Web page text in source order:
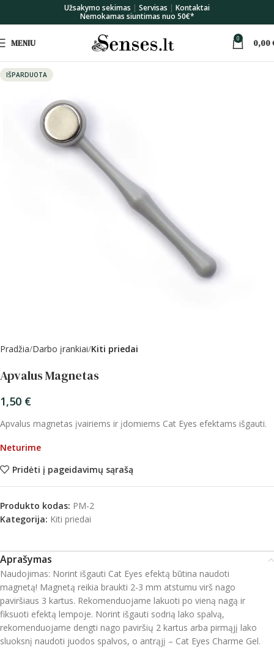
Užsakymo sekimas | Servisas | Kontaktai
Nemokamas siuntimas nuo 50€*
MENIU 0 0,00
IŠPARDUOTA
Pradžia Darbo įrankiai Kiti priedai
Apvalus Magnetas
1,50 €
Apvalus magnetas įvairiems ir įdomiems Cat Eyes efektams išgauti.
Neturime
Pridėti į pageidavimų sąrašą
Produkto kodas: PM-2
Kategorija: Kiti priedai
Aprašymas
Naudojimas: Norint išgauti Cat Eyes efektą būtina naudoti
magnetą! Magnetą reikia braukti 2-3 mm atstumu virš nago
paviršiaus 3 kartus. Rekomenduojame lakuoti po vieną nagą ir
fiksuoti efektą lempoje. Norint išgauti sodrią lako spalvą,
rekomenduojame dengti nago paviršių 2 kartus arba pirmąjį lako
sluoksnį naudoti juodos spalvos, o antrąjį – Cat Eyes Charme Gel.